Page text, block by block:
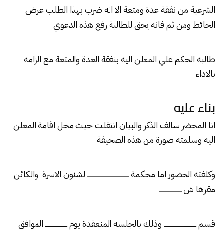
الشرعية من نفقة عدة ومتعة الا انه ضرب بهذا الطلب عرض
الحائط ومن ثم فانه يحق للطالبة رفع هذه الدعوي
طالبه الحكم علي المعلن اليه بنفقة العدة والمتعة مع الزامه
بالاداء
بناء عليه
انا المحضر سالف الذكر والبيان انتقلت حيث محل اقامة المعلن
اليه وسلمته صورة من هذه الصحيفة
وكلفته الحضور اما محكمة ــــــــــــــــــــــــــــــــــــــــــ لشئون الاسرة والكائن
مقرها ش ـــــــــــــــــــــــ
قسم ـــــــــــــــــــــــــــــــــ وذلك بالجلسه المنعقدة يوم ــــــــــــــــــــــ الموافق